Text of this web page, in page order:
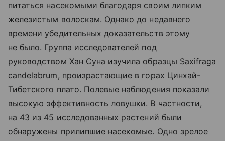
питаться насекомыми благодаря своим липким
железистым волоскам. Однако до недавнего
времени убедительных доказательств этому
не было. Группа исследователей под
руководством Хан Суна изучила образцы Saxifraga
candelabrum, произрастающие в горах Цинхай-
Тибетского плато. Полевые наблюдения показали
высокую эффективность ловушки. В частности,
на 43 из 45 исследованных растений были
обнаружены прилипшие насекомые. Одно зрелое